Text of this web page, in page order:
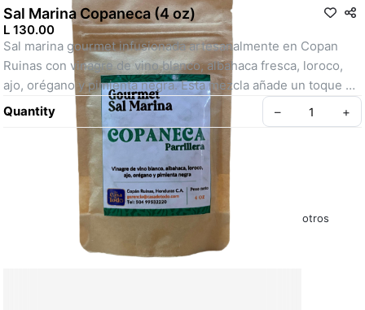
Sal Marina Copaneca (4 oz)
L 130.00
Sal marina gourmet infusionada artesanalmente en Copan
Ruinas con vinagre de vino blanco, albahaca fresca, loroco,
ajo, orégano y pimienta negra. Esta mezcla añade un toque
vibrante a tus platillos. Ideal para aderezar carnes, ensaladas,
pastas y vegetales, aportando un equilibrio entre frescura,
aroma y un toque de sabor intenso.
Quantity – +
Políticas y Condiciones – La Casa de Todo
Sobre Nosotros